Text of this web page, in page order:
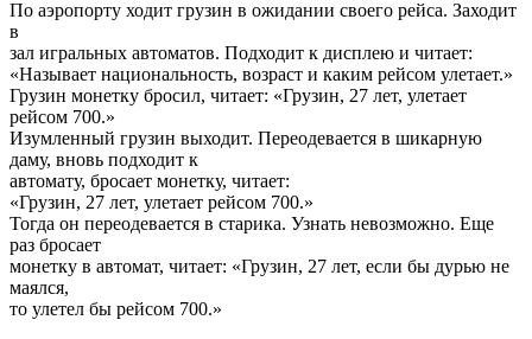
По аэропорту ходит грузин в ожидании своего рейса. Заходит
в
зал игральных автоматов. Подходит к дисплею и читает:
«Называет национальность, возраст и каким рейсом улетает.»
Грузин монетку бросил, читает: «Грузин, 27 лет, улетает
рейсом 700.»
Изумленный грузин выходит. Переодевается в шикарную
даму, вновь подходит к
автомату, бросает монетку, читает:
«Грузин, 27 лет, улетает рейсом 700.»
Тогда он переодевается в старика. Узнать невозможно. Еще
раз бросает
монетку в автомат, читает: «Грузин, 27 лет, если бы дурью не
маялся,
то улетел бы рейсом 700.»